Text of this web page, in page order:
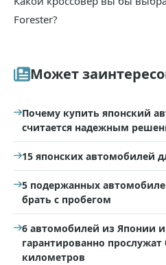
Forester?
Может
Почему купить японский
считается надежным
15 японских автомобилей
5 подержанных
брать с пробегом
6 автомобилей из Японии
гарантированно прослужат
километров